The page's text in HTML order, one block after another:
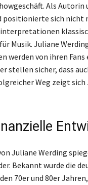
Als
sich nicht
Musik. Juliane
werden von ihren
stellen sicher, dass
Weg zeigt
Juliane Werding
Bekannt wurde die
70er und 80er